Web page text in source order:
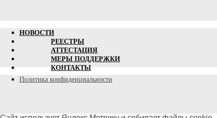
НОВОСТИ
РЕЕСТРЫ
АТТЕСТАЦИЯ
МЕРЫ ПОДДЕРЖКИ
КОНТАКТЫ
Политика конфиденциальности